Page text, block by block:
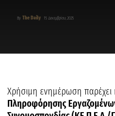
By The Daily 15 Δεκεμβρίου, 2025
Χρήσιμη ενημέρωση παρέχει
Πληροφόρησης